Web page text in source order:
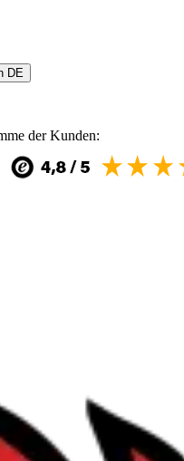
DE
der Kunden: